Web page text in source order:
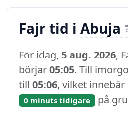
Fajr tid i Abuja
För idag, 5 aug. 2026,
börjar05:05. Till
till 05:06, vilket innebär
0 minuts tidigare på